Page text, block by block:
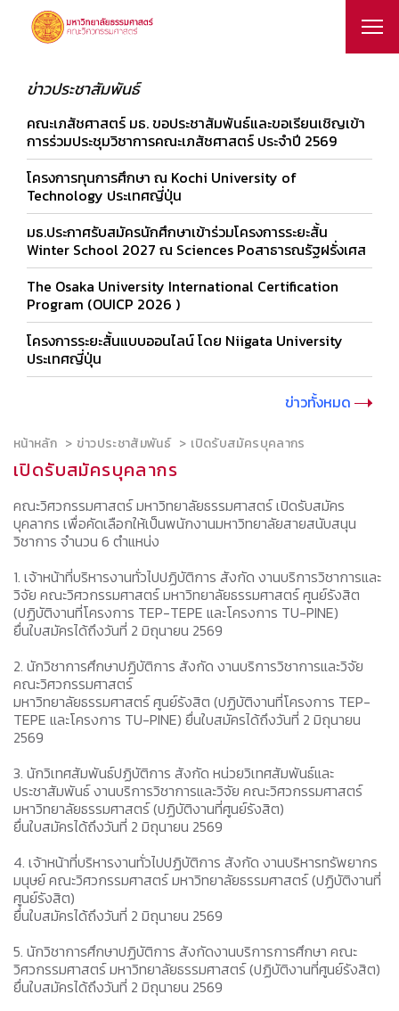
ข่าวประชาสัมพันธ์
คณะเภสัชศาสตร์ มธ. ขอประชาสัมพันธ์และขอเรียนเชิญเข้า
การร่วมประชุมวิชาการคณะเภสัชศาสตร์ ประจำปี 2569
โครงการทุนการศึกษา ณ Kochi University of
Technology ประเทศญี่ปุ่น
มธ.ประกาศรับสมัครนักศึกษาเข้าร่วมโครงการระยะสั้น
Winter School 2027 ณ Sciences Poสาธารณรัฐฝรั่งเศส
The Osaka University International Certification
Program (OUICP 2026 )
โครงการระยะสั้นแบบออนไลน์ โดย Niigata University
ประเทศญี่ปุ่น
ข่าวทั้งหมด
หน้าหลัก ข่าวประชาสัมพันธ์ เปิดรับสมัครบุคลากร
เปิดรับสมัครบุคลากร
คณะวิศวกรรมศาสตร์ มหาวิทยาลัยธรรมศาสตร์ เปิดรับสมัคร
บุคลากร เพื่อคัดเลือกให้เป็นพนักงานมหาวิทยาลัยสายสนับสนุน
วิชาการ จำนวน 6 ตำแหน่ง
1. เจ้าหน้าที่บริหารงานทั่วไปปฏิบัติการ สังกัด งานบริการวิชาการและ
วิจัย คณะวิศวกรรมศาสตร์ มหาวิทยาลัยธรรมศาสตร์ ศูนย์รังสิต
(ปฏิบัติงานที่โครงการ TEP-TEPE และโครงการ TU-PINE)
ยื่นใบสมัครได้ถึงวันที่ 2 มิถุนายน 2569
2. นักวิชาการศึกษาปฏิบัติการ สังกัด งานบริการวิชาการและวิจัย
คณะวิศวกรรมศาสตร์
มหาวิทยาลัยธรรมศาสตร์ ศูนย์รังสิต (ปฏิบัติงานที่โครงการ TEP-
TEPE และโครงการ TU-PINE) ยื่นใบสมัครได้ถึงวันที่ 2 มิถุนายน
2569
3. นักวิเทศสัมพันธ์ปฏิบัติการ สังกัด หน่วยวิเทศสัมพันธ์และ
ประชาสัมพันธ์ งานบริการวิชาการและวิจัย คณะวิศวกรรมศาสตร์
มหาวิทยาลัยธรรมศาสตร์ (ปฏิบัติงานที่ศูนย์รังสิต)
ยื่นใบสมัครได้ถึงวันที่ 2 มิถุนายน 2569
4. เจ้าหน้าที่บริหารงานทั่วไปปฏิบัติการ สังกัด งานบริหารทรัพยากร
มนุษย์ คณะวิศวกรรมศาสตร์ มหาวิทยาลัยธรรมศาสตร์ (ปฏิบัติงานที่
ศูนย์รังสิต)
ยื่นใบสมัครได้ถึงวันที่ 2 มิถุนายน 2569
5. นักวิชาการศึกษาปฏิบัติการ สังกัดงานบริการการศึกษา คณะ
วิศวกรรมศาสตร์ มหาวิทยาลัยธรรมศาสตร์ (ปฏิบัติงานที่ศูนย์รังสิต)
ยื่นใบสมัครได้ถึงวันที่ 2 มิถุนายน 2569